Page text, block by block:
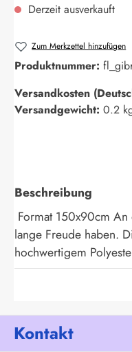
Derzeit ausverkauft
Zum Merkzettel hinzufügen
Produktnummer:
Versandkosten
Versandgewicht: 0.2
Beschreibung
Format 150x90cm
lange Freude haben.
hochwertigem
Kontakt